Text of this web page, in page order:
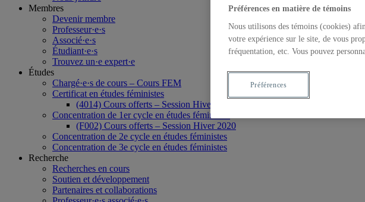
Membres
Devenir membre
Professeur·e·s
Associé·e·s
Étudiant·e·s
Trouvez un·e expert·e
Études
Chargé·e·s de cours – Cours FEM
Certificat en études féministes
(4014) Cours offerts – Session Hiver 2020
Concentration de 1er cycle en études féministes
(F002) Cours offerts – Session Hiver 2020
Concentration de 2e cycle en études féministes
Concentration de 3e cycle en études féministes
Recherche
Recherches en cours
Soutien et développement
Partenaires et collaborations
Préférences en matière de témoins
Nous utilisons des témoins (cookies)
votre expérience sur le site, de vous
fréquentation, etc. Vous pouvez
Préférences